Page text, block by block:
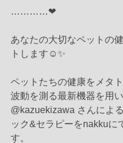
…………❤︎
あなたの大切なペットの
トします☺️✨
ペットたちの健康をメタ
波動を測る最新機器を用い
@kazuekizawa さんによ
ック&セラピーをnakkuに
す。